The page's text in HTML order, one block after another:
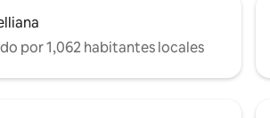
por 1,062 habitantes locales